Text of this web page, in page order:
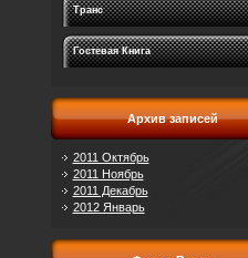
Транс
Гостевая Книга
Архив записей
2011 Октябрь
2011 Ноябрь
2011 Декабрь
2012 Январь